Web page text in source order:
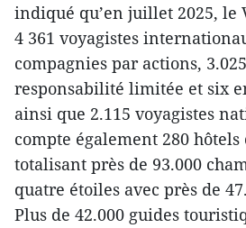
indiqué qu’en juillet 2025, le
4 361 voyagistes
compagnies par actions,
responsabilité limitée et six
ainsi que 2.115 voyagistes
compte également 280
totalisant près de 93.000
quatre étoiles avec près de
Plus de 42.000 guides